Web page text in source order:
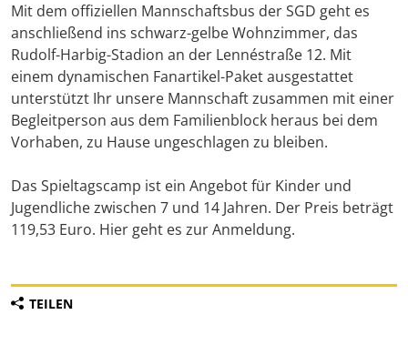
Mit dem offiziellen Mannschaftsbus der SGD geht es
anschließend ins schwarz-gelbe Wohnzimmer, das
Rudolf-Harbig-Stadion an der Lennéstraße 12. Mit
einem dynamischen Fanartikel-Paket ausgestattet
unterstützt Ihr unsere Mannschaft zusammen mit einer
Begleitperson aus dem Familienblock heraus bei dem
Vorhaben, zu Hause ungeschlagen zu bleiben.
Das Spieltagscamp ist ein Angebot für Kinder und
Jugendliche zwischen 7 und 14 Jahren. Der Preis beträgt
119,53 Euro. Hier geht es zur Anmeldung.
TEILEN